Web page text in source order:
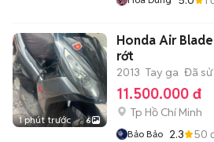
1 phút trước 6
Honda Air
rớt
2013 Tay ga Đã
11.500.000 đ
Tp Hồ Chí Minh
Bảo Bảo 2.3 50